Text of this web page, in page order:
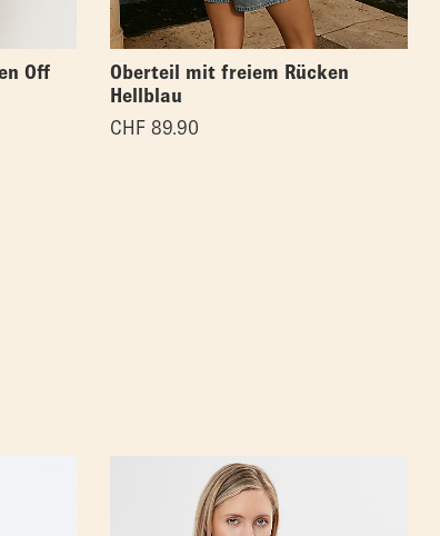
Off
Oberteil mit freiem Rücken
Hellblau
CHF 89.90